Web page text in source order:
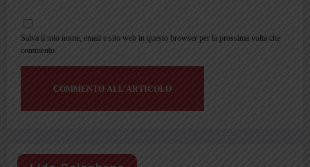
Salva il mio nome, email e sito web in questo browser per la prossima volta che
commento.